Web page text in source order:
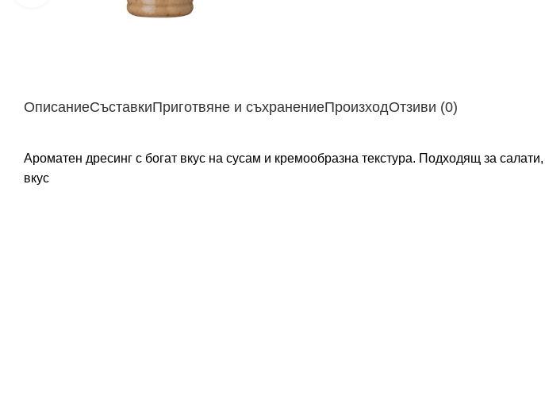
ОписаниеСъставкиПриготвяне и съхранениеПроизходОтзиви (0)
Ароматен дресинг с богат вкус на сусам и кремообразна текстура. Подходящ за
вкус